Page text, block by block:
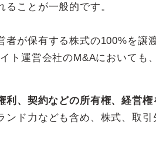
ことが一般的です。
者が保有する株式の100%を譲
ト運営会社のM&Aにおいても
利、契約などの所有権、経営
ンド力なども含め、株式、取